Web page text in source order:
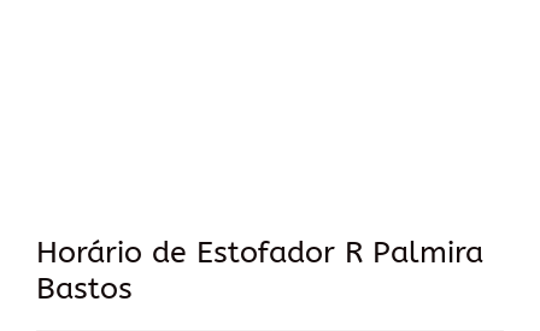
Horário de Estofador R Palmira
Bastos